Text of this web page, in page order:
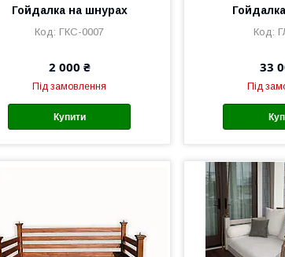
Гойдалка на шнурах
ГКС-0007
2 000 ₴
Під замовлення
Купити
33
Під